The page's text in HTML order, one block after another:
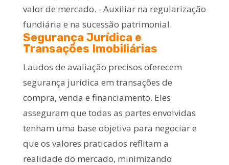
valor de mercado. - Auxiliar na regularização
fundiária e na sucessão patrimonial.
Segurança Jurídica e
Transações Imobiliárias
Laudos de avaliação precisos oferecem
segurança jurídica em transações de
compra, venda e financiamento. Eles
asseguram que todas as partes envolvidas
tenham uma base objetiva para negociar e
que os valores praticados reflitam a
realidade do mercado, minimizando